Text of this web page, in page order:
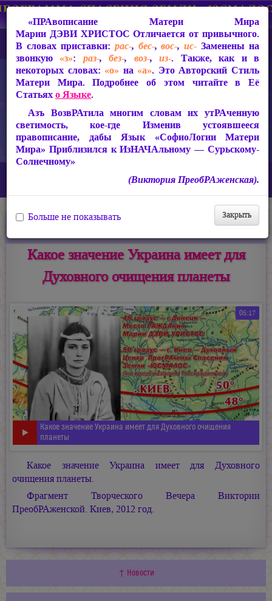
Какое значение Украина имеет для Духовного очищения планеты
04.01.2018
Какое значение Украина имеет для
Духовного очищения планеты
05:17
Какое значение Украина имеет для Духовного очищения
планеты
Какое значение Украина имеет для Духовного
очищения планеты.
Фрагмент Творческого Вечера Виктории
ПреобРАженской. Киев, 2012 год.
↑ Новости
«ПРАвописание Матери Мира
Марии ДЭВИ ХРИСТОС Отличается от привычного.
В словах приставки: рас-, бес-,вос-,ис- Заменены на
звонкую «з»: раз-,без-, воз-,из-. Также, как и в
некоторых словах: «о» на «а». Это Авторский Стиль
Матери Мира. Подробнее об этом читайте в Её
Статьяхо Языке.
Азъ ВозвРАтила многим словам их утРАченную
светимость, кое-где Изменив устоявшееся
правописание, дабы Язык «СофиоЛогии Матери
Мира» Приблизился к ИзНАЧАльному — Сурьскому-
Солнечному»
(Виктория ПреобРАженская).
Закрыть
Больше не показывать